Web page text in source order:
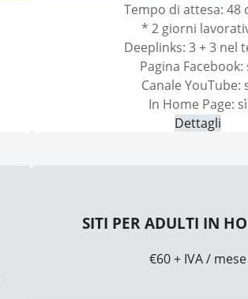
Tempo di attesa: 48
* 2 giorni
Deeplinks: 3 + 3 nel
Pagina Facebook:
Canale YouTube:
In Home Page: sì
Dettagli
SITI PER ADULTI IN
€60 + IVA / mese